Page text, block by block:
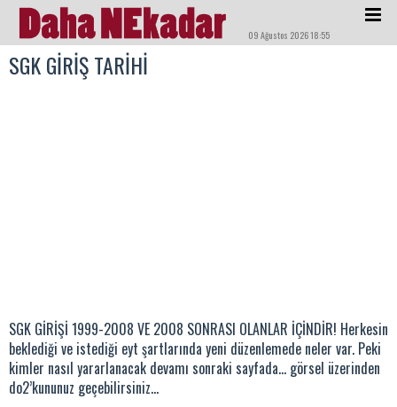
09 Ağustos 2026 18:55
SGK GİRİŞ TARİHİ
SGK GİRİŞİ 1999-2008 VE 2008 SONRASI OLANLAR İÇİNDİR! Herkesin
beklediği ve istediği eyt şartlarında yeni düzenlemede neler var. Peki
kimler nasıl yararlanacak devamı sonraki sayfada… görsel üzerinden
do2’kununuz geçebilirsiniz…